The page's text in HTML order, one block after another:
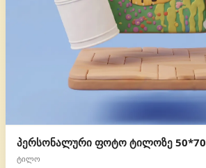
პერსონალური ფოტო ტილოზე 50*70
ტილო